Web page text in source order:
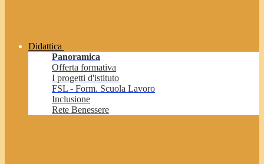
Didattica
Panoramica
Offerta formativa
I progetti d'istituto
FSL - Form. Scuola Lavoro
Inclusione
Rete Benessere